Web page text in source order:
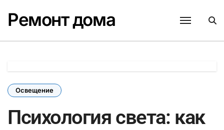
содержанию
Ремонт дома
Освещение
Психология света: как